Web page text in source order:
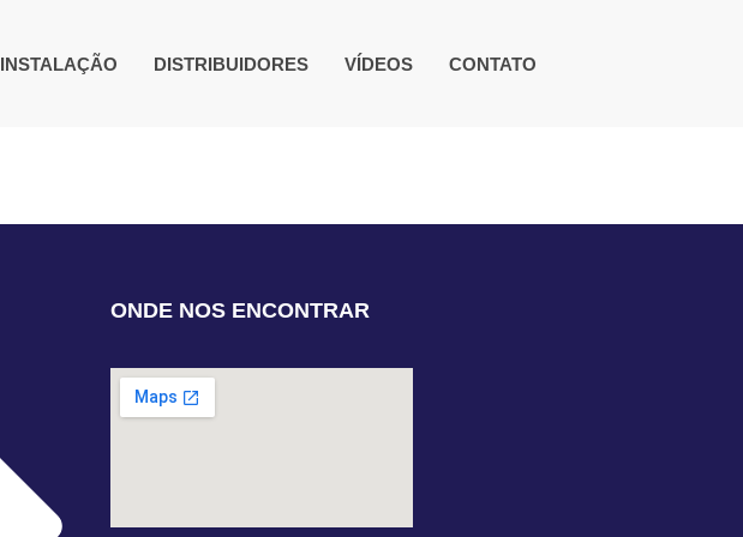
INSTALAÇÃO DISTRIBUIDORES VÍDEOS CONTATO
ONDE NOS ENCONTRAR